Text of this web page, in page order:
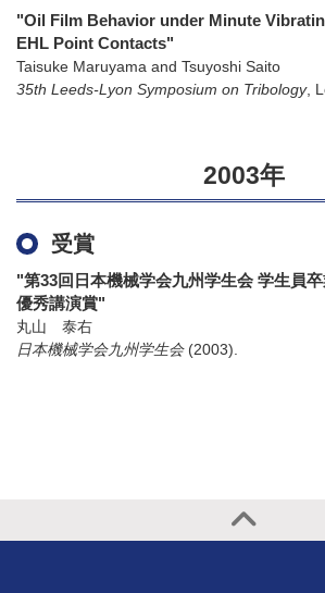
"Oil Film Behavior under Minute
EHL Point Contacts"
Taisuke Maruyama and Tsuyoshi Saito
35th Leeds-Lyon Symposium on Tribology,
2003年
受賞
"第33回日本機械学会九州学生会 学生員
優秀講演賞"
丸山 泰右
日本機械学会九州学生会 (2003)